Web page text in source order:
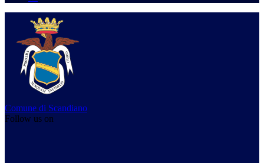
Comune di Scandiano
Follow us on